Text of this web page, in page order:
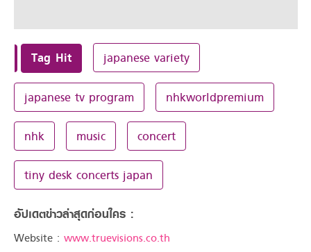
Tag Hit japanese variety
japanese tv program nhkworldpremium
nhk music concert
tiny desk concerts japan
อัปเดตข่าวล่าสุดก่อนใคร :
Website : www.truevisions.co.th